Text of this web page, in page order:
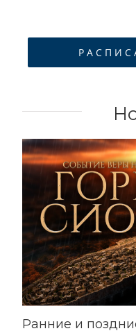
Ранние и